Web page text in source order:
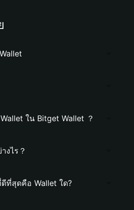
ใน Bitget Wallet ？
งไร？
ดีที่สุดคือ Wallet ใด?